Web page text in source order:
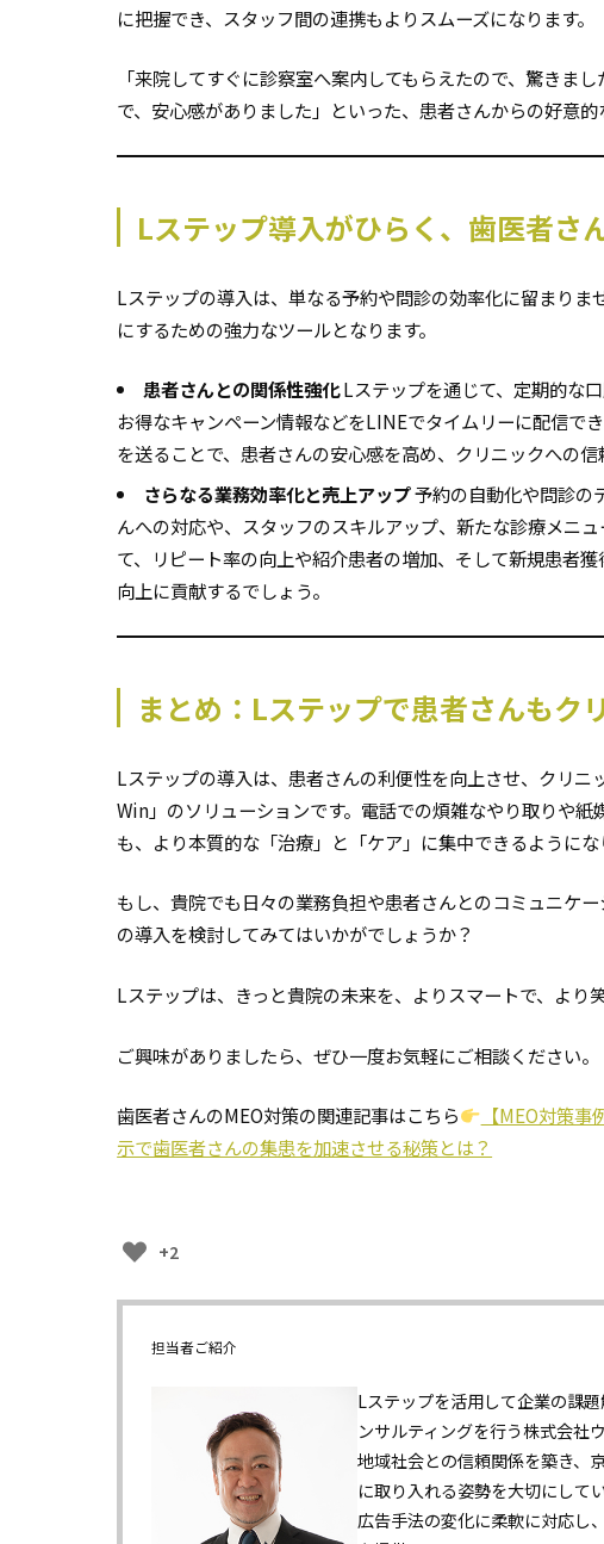
に把握でき、スタッフ間の連携もよりスムーズになります。
「来院してすぐに診察室へ案内してもらえたので、驚きま
で、安心感がありました」といった、患者さんからの好意的
Lステップ導入がひらく、歯医者さ
Lステップの導入は、単なる予約や問診の効率化に留まり
にするための強力なツールとなります。
患者さんとの関係性強化Lステップを通じて、定期的な
お得なキャンペーン情報などをLINEでタイムリーに配信で
を送ることで、患者さんの安心感を高め、クリニックへの信
さらなる業務効率化と売上アップ予約の自動化や問診の
んへの対応や、スタッフのスキルアップ、新たな診療メニ
て、リピート率の向上や紹介患者の増加、そして新規患者
向上に貢献するでしょう。
まとめ：Lステップで患者さんもク
Lステップの導入は、患者さんの利便性を向上させ、クリ
Win」のソリューションです。電話での煩雑なやり取りや
も、より本質的な「治療」と「ケア」に集中できるようにな
もし、貴院でも日々の業務負担や患者さんとのコミュニケ
の導入を検討してみてはいかがでしょうか？
Lステップは、きっと貴院の未来を、よりスマートで、より
ご興味がありましたら、ぜひ一度お気軽にご相談ください。
歯医者さんのMEO対策の関連記事はこちら
【MEO対策
示で歯医者さんの集患を加速させる秘策とは？
+2
担当者ご紹介
Lステップを活用して企業の課
ンサルティングを行う株式会社
地域社会との信頼関係を築き、
に取り入れる姿勢を大切にしてい
広告手法の変化に柔軟に対応し